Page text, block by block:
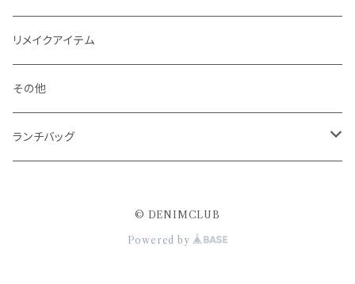
リメイクアイテム
その他
ランチバッグ
© DENIMCLUB
Powered by